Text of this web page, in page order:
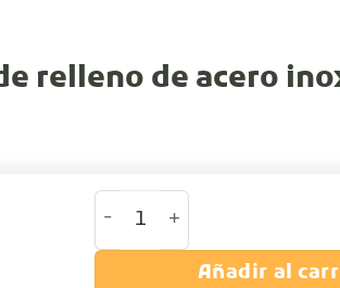
relleno de acero
Boquilla de relleno de
Añadir al